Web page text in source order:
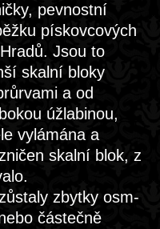
pevnostní
pískovcových
Jsou to
skalní bloky
a od
úžlabinou,
vylámána a
skalní blok, z
zbytky osm-
částečně